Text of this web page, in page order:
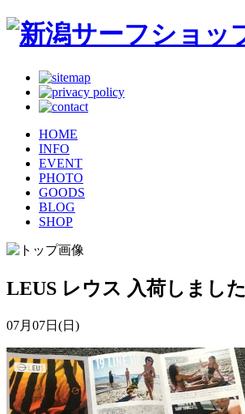
HOME
INFO
EVENT
PHOTO
GOODS
BLOG
SHOP
LEUS レウス 入荷しました
07月07日(日)